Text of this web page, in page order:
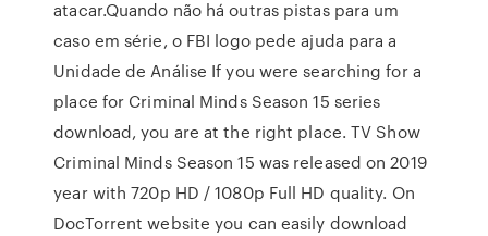
atacar.Quando não há outras pistas para um
caso em série, o FBI logo pede ajuda para a
Unidade de Análise If you were searching for a
place for Criminal Minds Season 15 series
download, you are at the right place. TV Show
Criminal Minds Season 15 was released on 2019
year with 720p HD / 1080p Full HD quality. On
DocTorrent website you can easily download